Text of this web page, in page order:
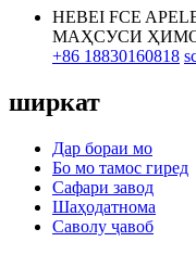
HEBEI FCE
МАҲСУСИ
+86 18830160818
ширкат
Дар бораи мо
Бо мо тамос гиред
Сафари завод
Шаҳодатнома
Саволу ҷавоб